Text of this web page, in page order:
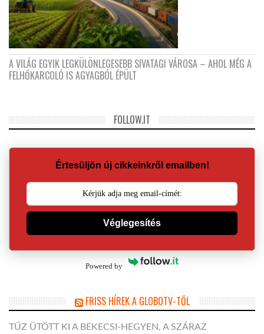
A VILÁG EGYIK LEGKÜLÖNLEGESEBB SIVATAGI VÁROSA – AHOL MÉG A
FELHŐKARCOLÓ IS AGYAGBÓL ÉPÜLT
FOLLOW.IT
Értesüljön új cikkeinkről emailben!
Véglegesítés
Powered by
FRISS HÍREK A GLOBOTV-TŐL
TŰZ ÜTÖTT KI A BEKECSI-HEGYEN, A SZÁRAZ